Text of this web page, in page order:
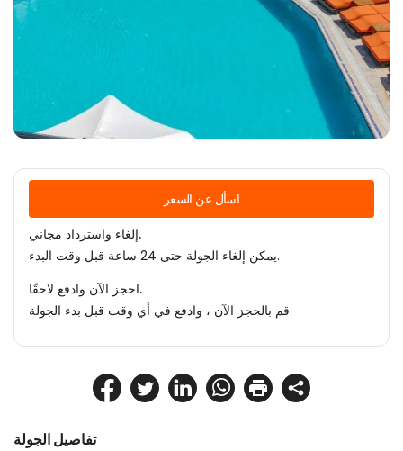
تفاصيل الجولة
اسأل عن السعر
إلغاء واسترداد مجاني.
يمكن إلغاء الجولة حتى 24 ساعة قبل وقت البدء.
احجز الآن وادفع لاحقًا.
قم بالحجز الآن ، وادفع في أي وقت قبل بدء الجولة.